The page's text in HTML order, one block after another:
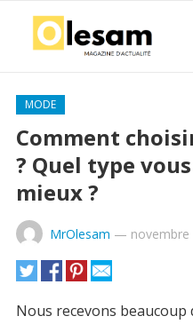
MODE
Comment
? Quel type
mieux ?
MrOlesam — novembre
Nous recevons beaucoup